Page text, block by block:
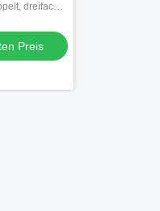
dreifach
Preis